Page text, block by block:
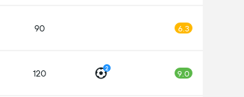
90 6.3
120 2
9.0